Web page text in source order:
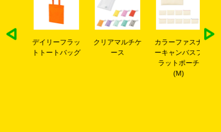
デイリーフラッ
トトートバッグ
クリアマルチケ
ース
カラーファスナ
ーキャンバスフ
ラットポーチ
(M)